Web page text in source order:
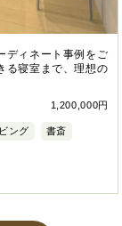
ディネート事例をご
る寝室まで、理想の
1,200,000円
ング 書斎